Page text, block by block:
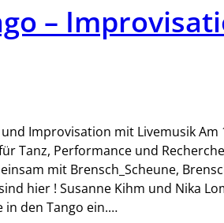
–
Improvisation mit Livemusik Am
Tanz, Performance und
mit Brensch_Scheune,
hier ! Susanne Kihm und Nika
in den Tango ein.…